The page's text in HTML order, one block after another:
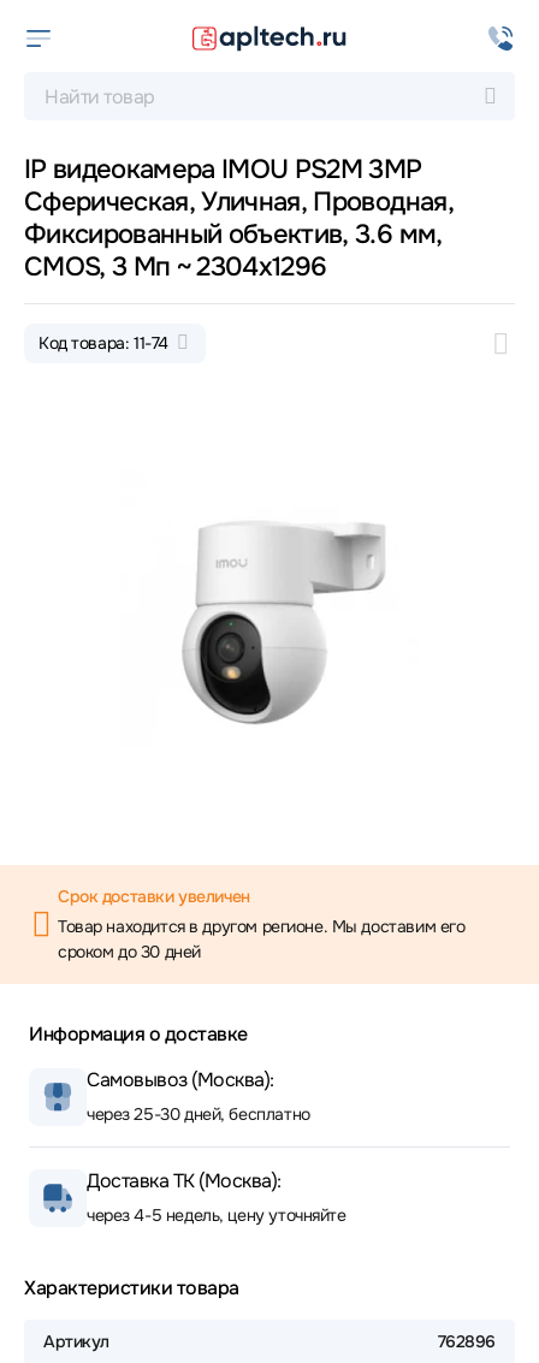
IP видеокамера IMOU PS2M 3MP
Сферическая, Уличная, Проводная,
Фиксированный объектив, 3.6 мм,
CMOS, 3 Мп ~ 2304x1296
Код товара: 11-74
Срок доставки увеличен
Товар находится в другом регионе. Мы доставим его
сроком до 30 дней
Информация о доставке
Самовывоз (Москва):
через 25-30 дней, бесплатно
Доставка ТК (Москва):
через 4-5 недель, цену уточняйте
Характеристики товара
Артикул 762896